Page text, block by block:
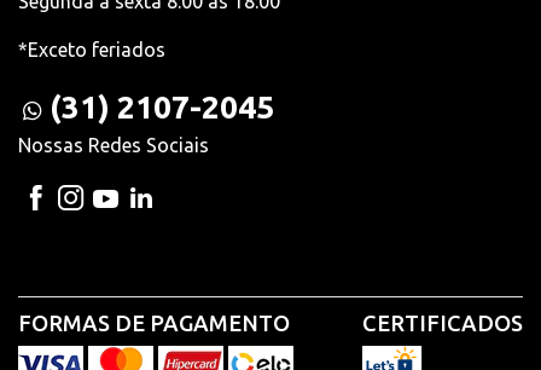
*Exceto feriados
(31) 2107-2045
Nossas Redes Sociais
FORMAS DE PAGAMENTO CERTIFICADOS